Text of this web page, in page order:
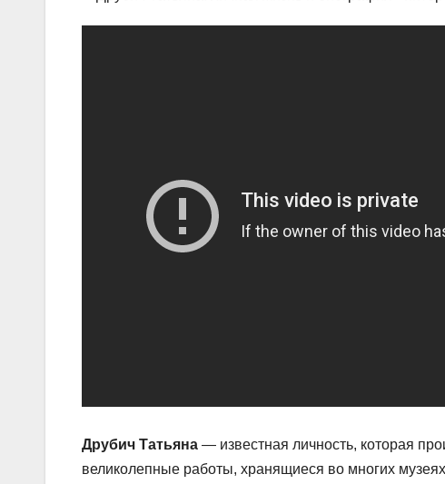
Друбич Татьяна — известная личность, которая
великолепные работы, хранящиеся во многих